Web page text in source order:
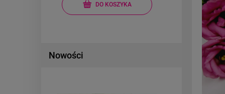
DO KOSZYKA
Nowości